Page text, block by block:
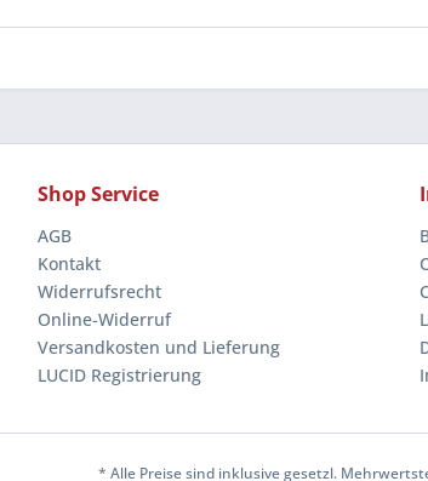
Shop Service
AGB
Kontakt
Widerrufsrecht
Online-Widerruf
Versandkosten und Lieferung
LUCID Registrierung
* Alle Preise sind inklusive gesetzl.